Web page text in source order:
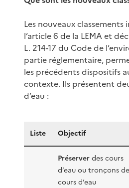
Les nouveaux
l’article 6 de la LEMA et
L. 214-17 du Code de
partie réglementaire,
les précédents dispositifs
contexte. Ils présentent
d’eau :
Liste Objectif
Préserverdes cours
d’eau ou tronçons de
cours d’eau